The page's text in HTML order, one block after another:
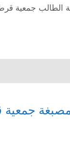
الطالب جمعية
جمعية